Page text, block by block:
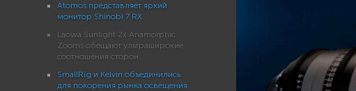
Atomos представляет яркий
монитор Shinobi 7 RX
Laowa Sunlight 2x Anamorphic
Zooms обещают ультраширокие
соотношения сторон
SmallRig и Kelvin объединились
для покорения рынка освещения